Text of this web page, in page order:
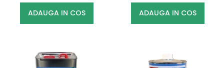
ADAUGA IN COS ADAUGA IN COS